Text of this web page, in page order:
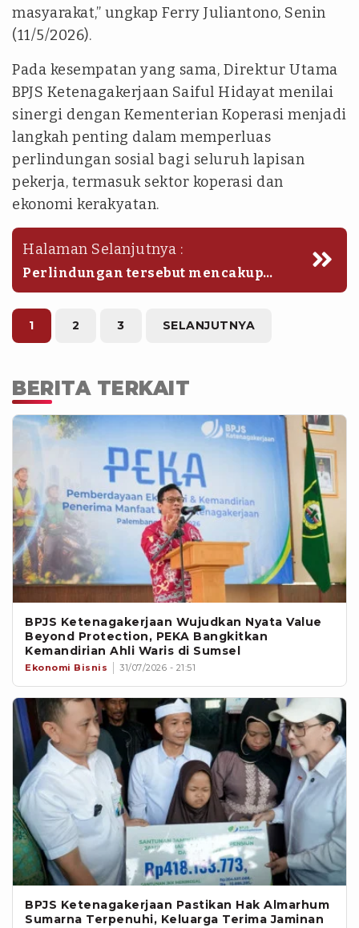
masyarakat,” ungkap Ferry Juliantono, Senin
(11/5/2026).
Pada kesempatan yang sama, Direktur Utama
BPJS Ketenagakerjaan Saiful Hidayat menilai
sinergi dengan Kementerian Koperasi menjadi
langkah penting dalam memperluas
perlindungan sosial bagi seluruh lapisan
pekerja, termasuk sektor koperasi dan
ekonomi kerakyatan.
Halaman Selanjutnya :
Perlindungan tersebut mencakup
berbagai risiko kerja seperti
kecelakaan kerja, Jaminan Hari Tua
(JHT), Jaminan Pensiun (JP), hingga
risiko kematian.
1 2 3 SELANJUTNYA
BERITA TERKAIT
BPJS Ketenagakerjaan Wujudkan Nyata Value
Beyond Protection, PEKA Bangkitkan
Kemandirian Ahli Waris di Sumsel
Ekonomi Bisnis 31/07/2026 - 21:51
BPJS Ketenagakerjaan Pastikan Hak Almarhum
Sumarna Terpenuhi, Keluarga Terima Jaminan